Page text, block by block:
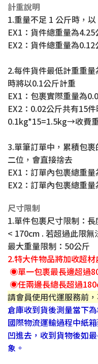
計重說明
1.重量不足 1 公斤時，
EX1：貨件總重量為
EX2：貨件總重量為
2.每件貨件最低計重重
時將以0.1公斤計重
EX1：包裹實際重量為
EX2：0.02公斤共有15
0.1kg*15=1.5kg→收費
3.單筆訂單中，累積包
二位，會直接捨去
EX1：訂單內包裹總重
EX2：訂單內包裹總重
尺寸限制
1.單件包裹尺寸限制：
< 170cm . 若超過此限無
最大重量限制：50公斤
2.特大件物品將加收超材
◉單一包裹最長邊超過
◉任兩邊長總長超過
請會員使用代運服務前
倉庫收到貨後測量當下
國際物流運輸過程中紙
凹進去，收到貨物後如
象。